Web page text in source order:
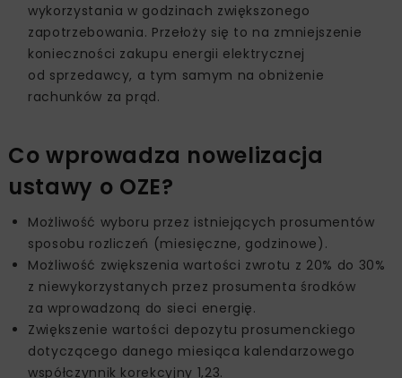
wykorzystania w godzinach zwiększonego
zapotrzebowania. Przełoży się to na zmniejszenie
konieczności zakupu energii elektrycznej
od sprzedawcy, a tym samym na obniżenie
rachunków za prąd.
Co wprowadza nowelizacja
ustawy o OZE?
Możliwość wyboru przez istniejących prosumentów
sposobu rozliczeń (miesięczne, godzinowe).
Możliwość zwiększenia wartości zwrotu z 20% do 30%
z niewykorzystanych przez prosumenta środków
za wprowadzoną do sieci energię.
Zwiększenie wartości depozytu prosumenckiego
dotyczącego danego miesiąca kalendarzowego
współczynnik korekcyjny 1,23.